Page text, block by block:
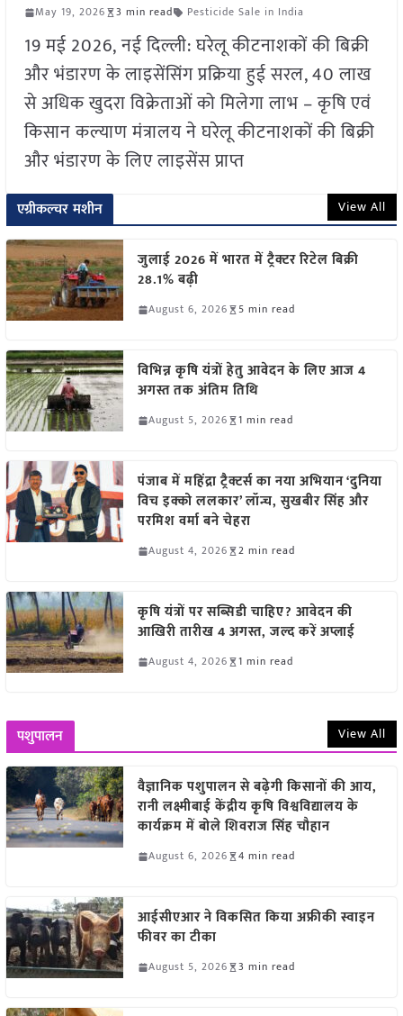
May 19, 2026 3 min read Pesticide Sale in India
19 मई 2026, नई दिल्ली: घरेलू कीटनाशकों की बिक्री
और भंडारण के लाइसेंसिंग प्रक्रिया हुई सरल, 40 लाख
से अधिक खुदरा विक्रेताओं को मिलेगा लाभ – कृषि एवं
किसान कल्याण मंत्रालय ने घरेलू कीटनाशकों की बिक्री
और भंडारण के लिए लाइसेंस प्राप्त
एग्रीकल्चर मशीन View All
जुलाई 2026 में भारत में ट्रैक्टर रिटेल बिक्री
28.1% बढ़ी
August 6, 2026 5 min read
विभिन्न कृषि यंत्रों हेतु आवेदन के लिए आज 4
अगस्त तक अंतिम तिथि
August 5, 2026 1 min read
पंजाब में महिंद्रा ट्रैक्टर्स का नया अभियान ‘दुनिया
विच इक्को ललकार’ लॉन्च, सुखबीर सिंह और
परमिश वर्मा बने चेहरा
August 4, 2026 2 min read
कृषि यंत्रों पर सब्सिडी चाहिए? आवेदन की
आखिरी तारीख 4 अगस्त, जल्द करें अप्लाई
August 4, 2026 1 min read
पशुपालन View All
वैज्ञानिक पशुपालन से बढ़ेगी किसानों की आय,
रानी लक्ष्मीबाई केंद्रीय कृषि विश्वविद्यालय के
कार्यक्रम में बोले शिवराज सिंह चौहान
August 6, 2026 4 min read
आईसीएआर ने विकसित किया अफ्रीकी स्वाइन
फीवर का टीका
August 5, 2026 3 min read